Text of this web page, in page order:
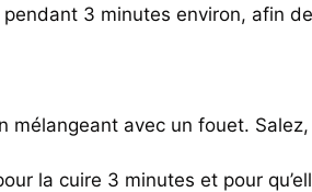
3 minutes environ, afin
mélangeant avec un fouet.
la cuire 3 minutes et pour